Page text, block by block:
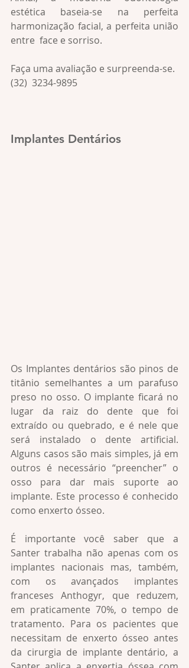
estética baseia-se na perfeita
harmonização facial, a perfeita união
entre  face e sorriso.
Faça uma avaliação e surpreenda-se.
(32)  3234-9895
Implantes Dentários
Os Implantes dentários são pinos de
titânio semelhantes a um parafuso
preso no osso. O implante ficará no
lugar da raiz do dente que foi
extraído ou quebrado, e é nele que
será instalado o dente artificial.
Alguns casos são mais simples, já em
outros é necessário “preencher” o
osso para dar mais suporte ao
implante. Este processo é conhecido
como enxerto ósseo.
É importante você saber que a
Santer trabalha não apenas com os
implantes nacionais mas, também,
com os avançados implantes
franceses Anthogyr, que reduzem,
em praticamente 70%, o tempo de
tratamento. Para os pacientes que
necessitam de enxerto ósseo antes
da cirurgia de implante dentário, a